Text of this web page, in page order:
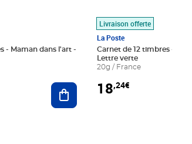
- Maman dans l'art -
Ajouter au panier
Livraison offerte
La Poste
Carnet de 12 timbres - Le
Lettre verte
20g / France
18,24€